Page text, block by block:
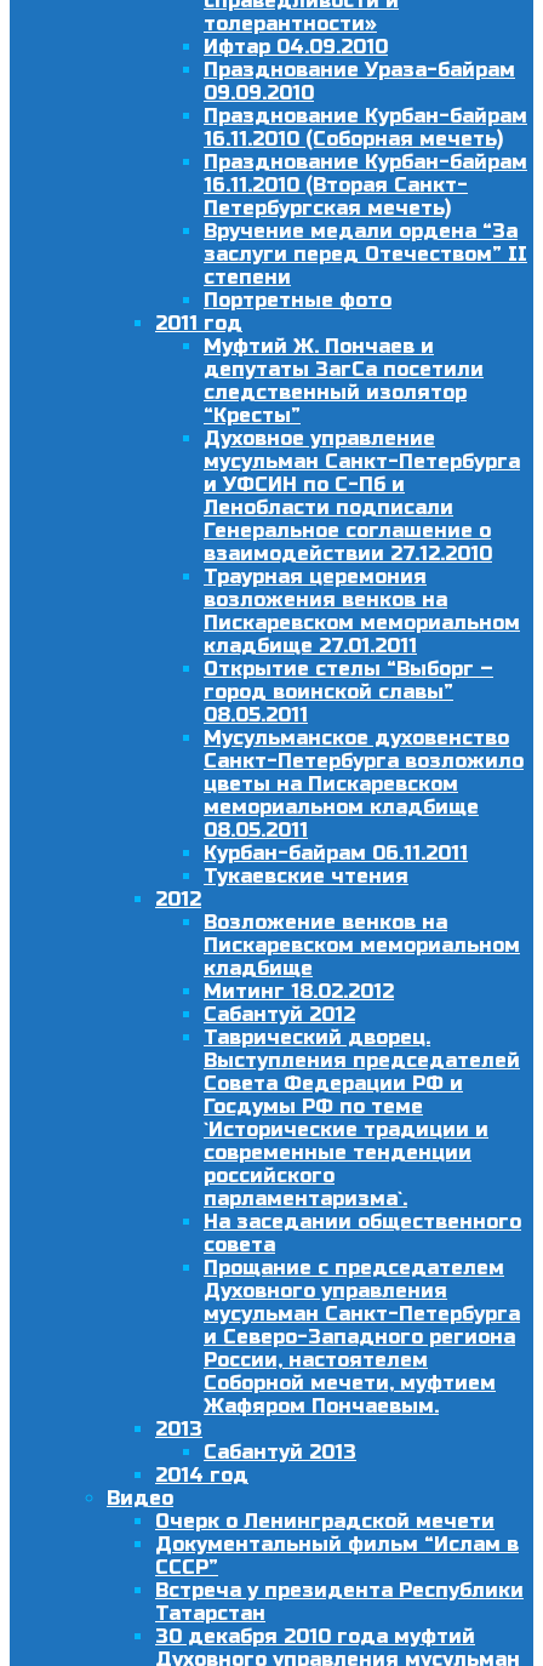
толерантности»
Ифтар 04.09.2010
Празднование Ураза-байрам
09.09.2010
Празднование Курбан-байрам
16.11.2010 (Соборная мечеть)
Празднование Курбан-байрам
16.11.2010 (Вторая Санкт-
Петербургская мечеть)
Вручение медали ордена “За
заслуги перед Отечеством” II
степени
Портретные фото
2011 год
Муфтий Ж. Пончаев и
депутаты ЗагСа посетили
следственный изолятор
“Кресты”
Духовное управление
мусульман Санкт-Петербурга
и УФСИН по С-Пб и
Ленобласти подписали
Генеральное соглашение о
взаимодействии 27.12.2010
Траурная церемония
возложения венков на
Пискаревском мемориальном
кладбище 27.01.2011
Открытие стелы “Выборг –
город воинской славы”
08.05.2011
Мусульманское духовенство
Санкт-Петербурга возложило
цветы на Пискаревском
мемориальном кладбище
08.05.2011
Курбан-байрам 06.11.2011
Тукаевские чтения
2012
Возложение венков на
Пискаревском мемориальном
кладбище
Митинг 18.02.2012
Сабантуй 2012
Таврический дворец.
Выступления председателей
Совета Федерации РФ и
Госдумы РФ по теме
`Исторические традиции и
современные тенденции
российского
парламентаризма`.
На заседании общественного
совета
Прощание с председателем
Духовного управления
мусульман Санкт-Петербурга
и Северо-Западного региона
России, настоятелем
Соборной мечети, муфтием
Жафяром Пончаевым.
2013
Сабантуй 2013
2014 год
Видео
Очерк о Ленинградской мечети
Документальный фильм “Ислам в
СССР”
Встреча у президента Республики
Татарстан
30 декабря 2010 года муфтий
Духовного управления мусульман